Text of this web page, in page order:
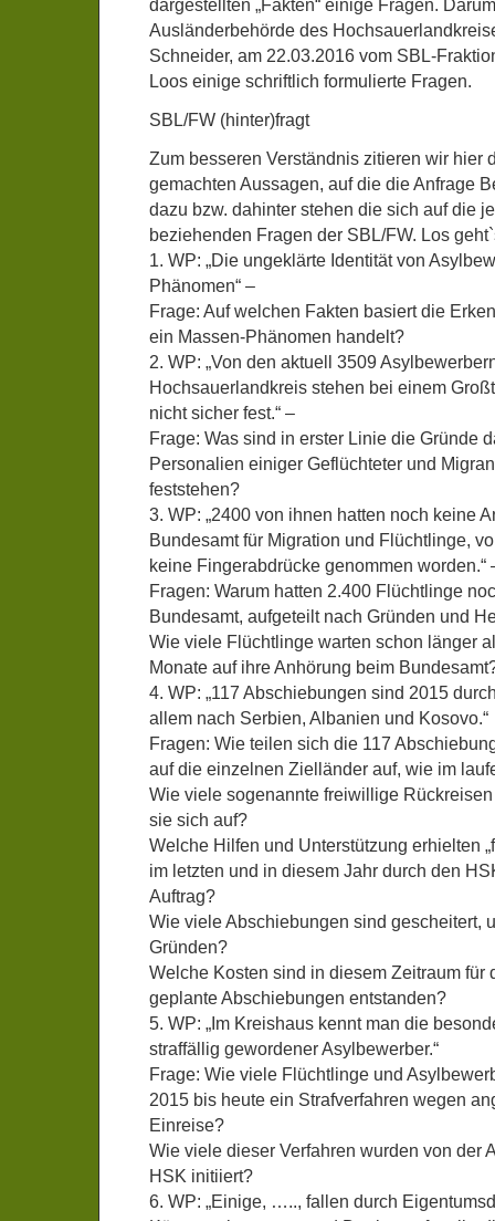
dargestellten „Fakten“ einige Fragen.
Ausländerbehörde des
Schneider, am 22.03.2016 vom SBL-
Loos einige schriftlich formulierte Fragen.
SBL/FW (hinter)fragt
Zum besseren Verständnis zitieren wir hier
gemachten Aussagen, auf die die Anfrage
dazu bzw. dahinter stehen die sich auf die
beziehenden Fragen der SBL/FW. Los
1. WP: „Die ungeklärte Identität von
Phänomen“ –
Frage: Auf welchen Fakten basiert die
ein Massen-Phänomen handelt?
2. WP: „Von den aktuell 3509
Hochsauerlandkreis stehen bei einem
nicht sicher fest.“ –
Frage: Was sind in erster Linie die Gründe
Personalien einiger Geflüchteter und
feststehen?
3. WP: „2400 von ihnen hatten noch keine
Bundesamt für Migration und Flüchtlinge,
keine Fingerabdrücke genommen worden.“
Fragen: Warum hatten 2.400 Flüchtlinge
Bundesamt, aufgeteilt nach Gründen und
Wie viele Flüchtlinge warten schon länger
Monate auf ihre Anhörung beim
4. WP: „117 Abschiebungen sind 2015
allem nach Serbien, Albanien und Kosovo.“
Fragen: Wie teilen sich die 117
auf die einzelnen Zielländer auf, wie im
Wie viele sogenannte freiwillige
sie sich auf?
Welche Hilfen und Unterstützung erhielten
im letzten und in diesem Jahr durch den
Auftrag?
Wie viele Abschiebungen sind gescheitert,
Gründen?
Welche Kosten sind in diesem Zeitraum für
geplante Abschiebungen entstanden?
5. WP: „Im Kreishaus kennt man die
straffällig gewordener Asylbewerber.“
Frage: Wie viele Flüchtlinge und
2015 bis heute ein Strafverfahren wegen
Einreise?
Wie viele dieser Verfahren wurden von der
HSK initiiert?
6. WP: „Einige, ….., fallen durch